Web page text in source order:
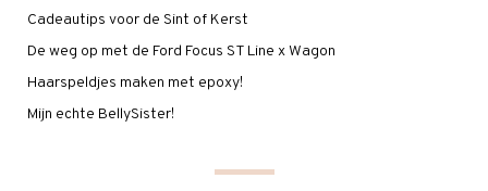
Cadeautips voor de Sint of Kerst
De weg op met de Ford Focus ST Line x Wagon
Haarspeldjes maken met epoxy!
Mijn echte BellySister!